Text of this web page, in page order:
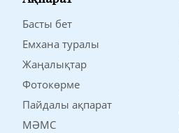
Басты бет
Емхана туралы
Жаңалықтар
Фотокөрме
Пайдалы ақпарат
МӘМС